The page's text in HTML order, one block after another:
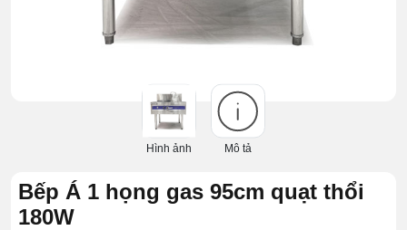
Hình ảnh Mô tả
Bếp Á 1 họng gas 95cm quạt thổi
180W